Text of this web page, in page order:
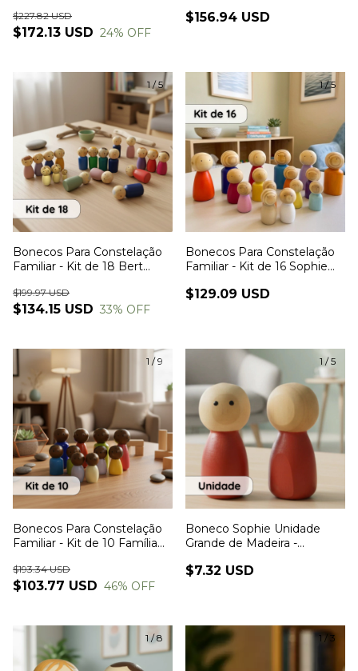
$172.13 USD
$227.82 USD
24% OFF
$156.94 USD
1 /5
Bonecos Para Constelação
Familiar - Kit de 18 Bert
$134.15 USD
$199.97 USD
33% OFF
1/5
Bonecos Para Constelação
Familiar - Kit de 16 Sophie
$129.09 USD
1 /9
Bonecos Para Constelação
Familiar - Kit de 10 Família
$103.77 USD
$193.34 USD
46% OFF
1 /5
Boneco Sophie Unidade
Grande de Madeira -
Familiar
$7.32 USD
1/8 1 / 3